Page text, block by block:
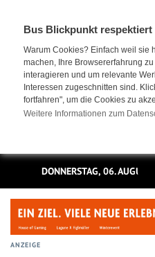
Bus Blickpunkt respektiert
Warum Cookies? Einfach weil sie
machen, Ihre Browsererfahrung
interagieren und um relevante
Interessen zugeschnitten sind.
fortfahren", um die Cookies zu
Weitere Informationen zum
DONNERSTAG, 06.
ANZEIGE